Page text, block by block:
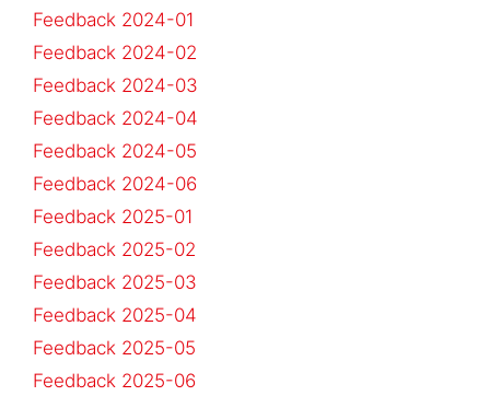
Feedback 2024-01
Feedback 2024-02
Feedback 2024-03
Feedback 2024-04
Feedback 2024-05
Feedback 2024-06
Feedback 2025-01
Feedback 2025-02
Feedback 2025-03
Feedback 2025-04
Feedback 2025-05
Feedback 2025-06